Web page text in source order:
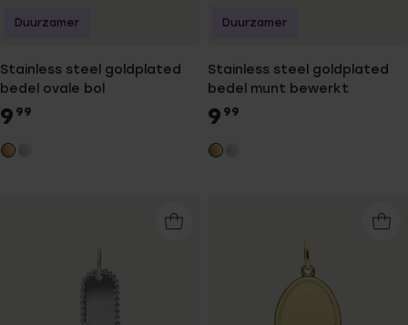
Stainless steel goldplated
bedel ovale bol
9 99
Duurzamer
Stainless steel goldplated
bedel munt bewerkt
9 99
Duurzamer